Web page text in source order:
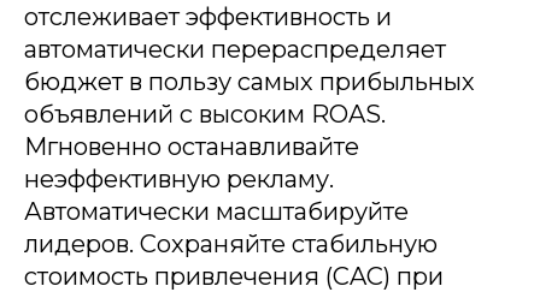
отслеживает эффективность и
автоматически перераспределяет
бюджет в пользу самых прибыльных
объявлений с высоким ROAS.
Мгновенно останавливайте
неэффективную рекламу.
Автоматически масштабируйте
лидеров. Сохраняйте стабильную
стоимость привлечения (CAC) при